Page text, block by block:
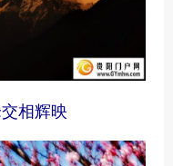
相辉映